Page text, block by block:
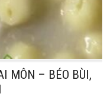
MÔN – BÉO BÙI,